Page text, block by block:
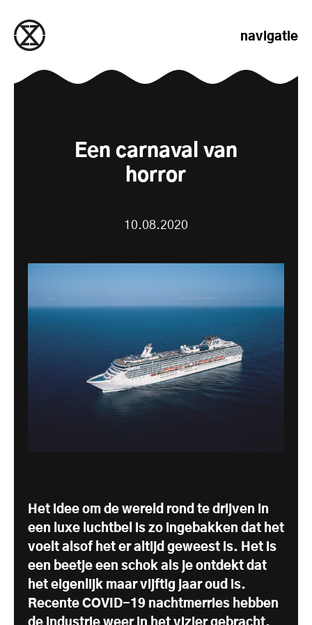
navigatie
Een carnaval van
horror
10.08.2020
Het idee om de wereld rond te drijven in
een luxe luchtbel is zo ingebakken dat het
voelt alsof het er altijd geweest is. Het is
een beetje een schok als je ontdekt dat
het eigenlijk maar vijftig jaar oud is.
Recente COVID-19 nachtmerries hebben